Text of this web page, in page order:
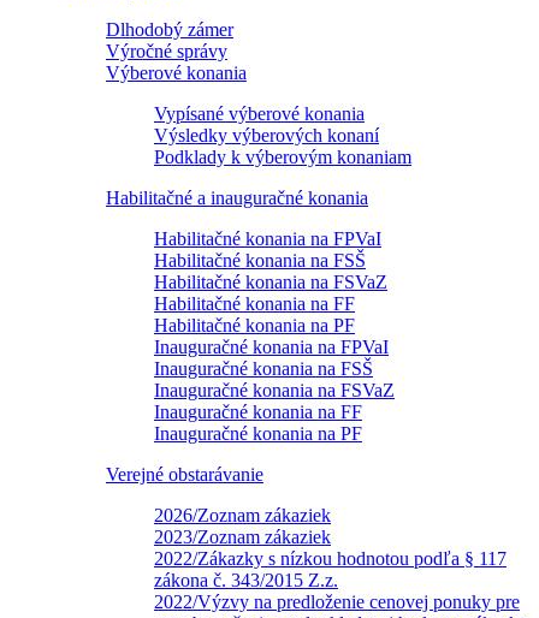
Dlhodobý zámer
Výročné správy
Výberové konania
Vypísané výberové konania
Výsledky výberových konaní
Podklady k výberovým konaniam
Habilitačné a inauguračné konania
Habilitačné konania na FPVaI
Habilitačné konania na FSŠ
Habilitačné konania na FSVaZ
Habilitačné konania na FF
Habilitačné konania na PF
Inauguračné konania na FPVaI
Inauguračné konania na FSŠ
Inauguračné konania na FSVaZ
Inauguračné konania na FF
Inauguračné konania na PF
Verejné obstarávanie
2026/Zoznam zákaziek
2023/Zoznam zákaziek
2022/Zákazky s nízkou hodnotou podľa § 117
zákona č. 343/2015 Z.z.
2022/Výzvy na predloženie cenovej ponuky pre